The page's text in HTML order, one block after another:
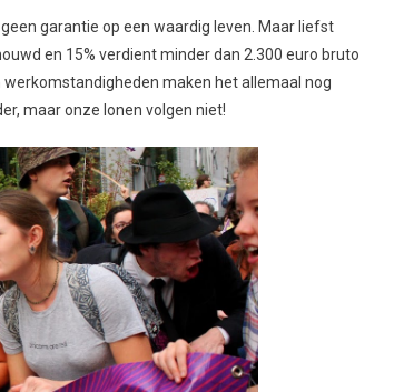
garantie op een waardig leven. Maar liefst
en 15% verdient minder dan 2.300 euro bruto
maken het allemaal nog
maar onze lonen volgen niet!